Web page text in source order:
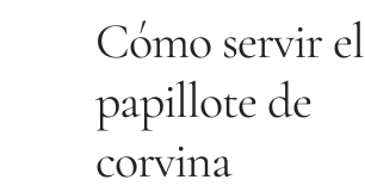
Cómo servir el
papillote de
corvina